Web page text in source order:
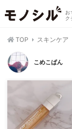
お
ク
TOP スキンケア
こめこぱん